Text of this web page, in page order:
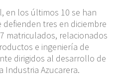
en los últimos 10 se han
tres en diciembre
matriculados, relacionados
e ingeniería de
dirigidos al desarrollo de
Industria Azucarera.